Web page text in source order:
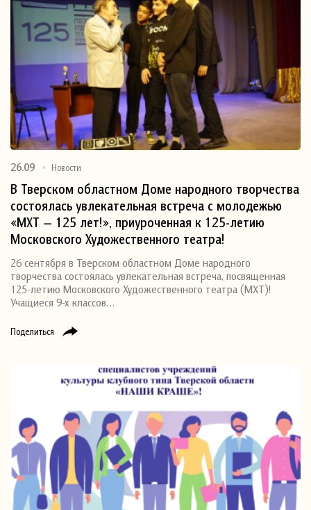
Поделиться
26.09 Новости
В Тверском областном Доме народного творчества
состоялась увлекательная встреча с молодежью
«МХТ — 125 лет!», приуроченная к 125-летию
Московского Художественного театра!
26 сентября в Тверском областном Доме народного
творчества состоялась увлекательная встреча, посвященная
125-летию Московского Художественного театра (МХТ)!
Учащиеся 9-х классов…